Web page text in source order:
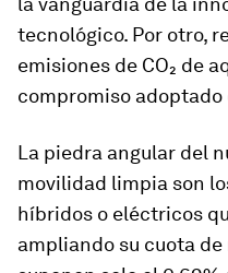
tecnológico. Por otro,
emisiones de CO₂ de
compromiso adoptado
La piedra angular del
movilidad limpia son
híbridos o eléctricos
ampliando su cuota de